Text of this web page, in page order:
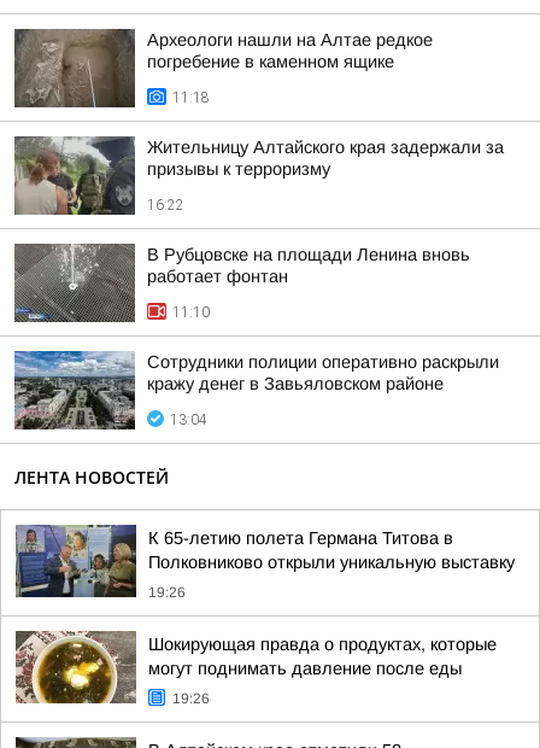
Археологи нашли на Алтае редкое
погребение в каменном ящике
11:18
Жительницу Алтайского края задержали за
призывы к терроризму
16:22
В Рубцовске на площади Ленина вновь
работает фонтан
11:10
Сотрудники полиции оперативно раскрыли
кражу денег в Завьяловском районе
13:04
ЛЕНТА НОВОСТЕЙ
К 65-летию полета Германа Титова в
Полковниково открыли уникальную выставку
19:26
Шокирующая правда о продуктах, которые
могут поднимать давление после еды
19:26